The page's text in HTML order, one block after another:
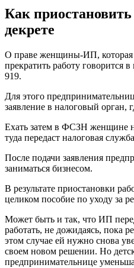
Как
декрете
О праве женщины-ИП, которая
прекратить работу
919.
Для этого
заявление в налоговый орган,
Ехать затем в ФСЗН женщине
туда передаст налоговая
После подачи заявления
заниматься бизнесом.
В результате приостановки
целиком пособие по уходу за
Может быть и так, что ИП
работать, не дожидаясь, пока
этом случае ей нужно снова
своем новом решении. Но
предпринимательнице